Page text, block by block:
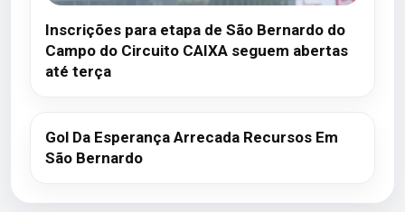
Inscrições para etapa de São Bernardo do
Campo do Circuito CAIXA seguem abertas
até terça
Gol Da Esperança Arrecada Recursos Em
São Bernardo